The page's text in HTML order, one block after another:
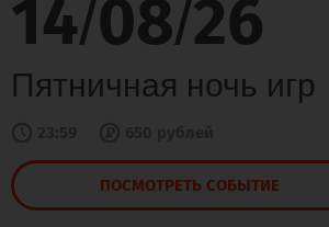
14/08/26
Пятничная ночь игр
ПОСМОТРЕТЬ СОБЫТИЕ